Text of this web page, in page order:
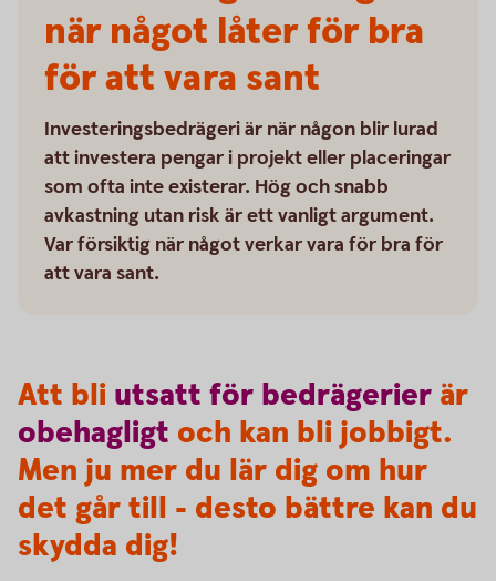
när något låter för bra
för att vara sant
Investeringsbedrägeri är när någon blir lurad
att investera pengar i projekt eller placeringar
som ofta inte existerar. Hög och snabb
avkastning utan risk är ett vanligt argument.
Var försiktig när något verkar vara för bra för
att vara sant.
Att bli utsatt för bedrägerier är
obehagligt och kan bli jobbigt.
Men ju mer du lär dig om hur
det går till - desto bättre kan du
skydda dig!